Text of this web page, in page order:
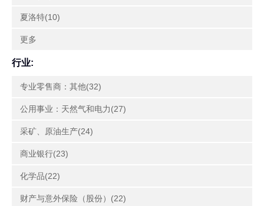
夏洛特(10)
更多
行业:
专业零售商：其他(32)
公用事业：天然气和电力(27)
采矿、原油生产(24)
商业银行(23)
化学品(22)
财产与意外保险（股份）(22)